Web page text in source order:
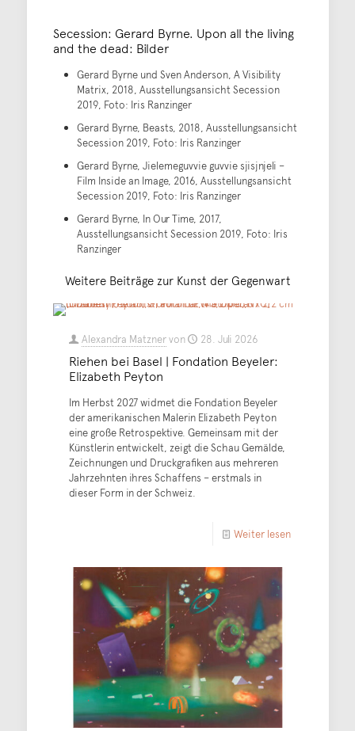
Secession: Gerard Byrne. Upon all the living
and the dead: Bilder
Gerard Byrne und Sven Anderson, A Visibility
Matrix, 2018, Ausstellungsansicht Secession
2019, Foto: Iris Ranzinger
Gerard Byrne, Beasts, 2018, Ausstellungsansicht
Secession 2019, Foto: Iris Ranzinger
Gerard Byrne, Jielemeguvvie guvvie sjisjnjeli –
Film Inside an Image, 2016, Ausstellungsansicht
Secession 2019, Foto: Iris Ranzinger
Gerard Byrne, In Our Time, 2017,
Ausstellungsansicht Secession 2019, Foto: Iris
Ranzinger
Weitere Beiträge zur Kunst der Gegenwart
Alexandra Matznervon 28. Juli 2026
Riehen bei Basel | Fondation Beyeler:
Elizabeth Peyton
Im Herbst 2027 widmet die Fondation Beyeler
der amerikanischen Malerin Elizabeth Peyton
eine große Retrospektive. Gemeinsam mit der
Künstlerin entwickelt, zeigt die Schau Gemälde,
Zeichnungen und Druckgrafiken aus mehreren
Jahrzehnten ihres Schaffens – erstmals in
dieser Form in der Schweiz.
Weiter lesen